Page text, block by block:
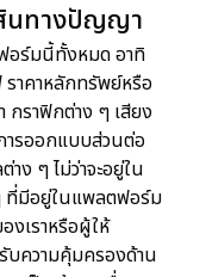
นทางปัญญา
อร์มนี้ทั้งหมด อาทิ
ราคาหลักทรัพย์หรือ
กราฟิกต่าง ๆ เสียง
รออกแบบส่วนต่อ
ง ๆ ไม่ว่าจะอยู่ใน
ที่มีอยู่ในแพลตฟอร์ม
งเราหรือผู้ให้
บความคุ้มครองด้าน